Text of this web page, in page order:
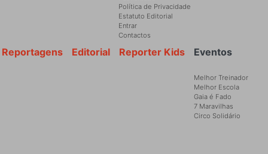
Política de Privacidade
Estatuto Editorial
Entrar
Contactos
Eventos
Melhor Treinador
Melhor Escola
Gaia é Fado
7 Maravilhas
Circo Solidário
Reporter Kids
Editorial
Reportagens